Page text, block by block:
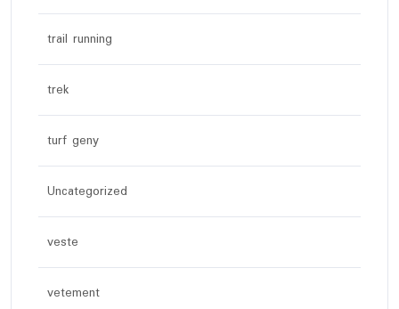
trail running
trek
turf geny
Uncategorized
veste
vetement